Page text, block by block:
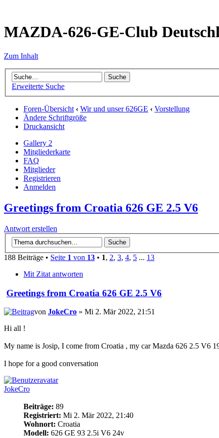
MAZDA-626-GE-Club
Zum Inhalt
Erweiterte Suche
Foren-Übersicht ‹ Wir und unser 626GE ‹ Vorstellung
Ändere Schriftgröße
Druckansicht
Gallery 2
Mitgliederkarte
FAQ
Mitglieder
Registrieren
Anmelden
Greetings from Croatia 626 GE 2.5 V6
Antwort erstellen
188 Beiträge • Seite 1 von 13 • 1, 2, 3, 4, 5 ... 13
Mit Zitat antworten
Greetings from Croatia 626 GE 2.5 V6
von JokeCro » Mi 2. Mär 2022, 21:51
Hi all !
My name is Josip, I come from Croatia , my car Mazda 626 2.5 V6
I hope for a good conversation
JokeCro
Beiträge: 89
Registriert: Mi 2. Mär 2022, 21:40
Wohnort: Croatia
Modell: 626 GE 93 2.5i V6 24v